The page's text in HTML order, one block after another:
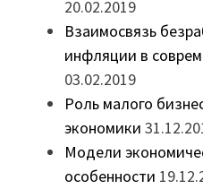
20.02.2019
Взаимосвязь
инфляции в
03.02.2019
Роль малого
экономики
Модели
особенности